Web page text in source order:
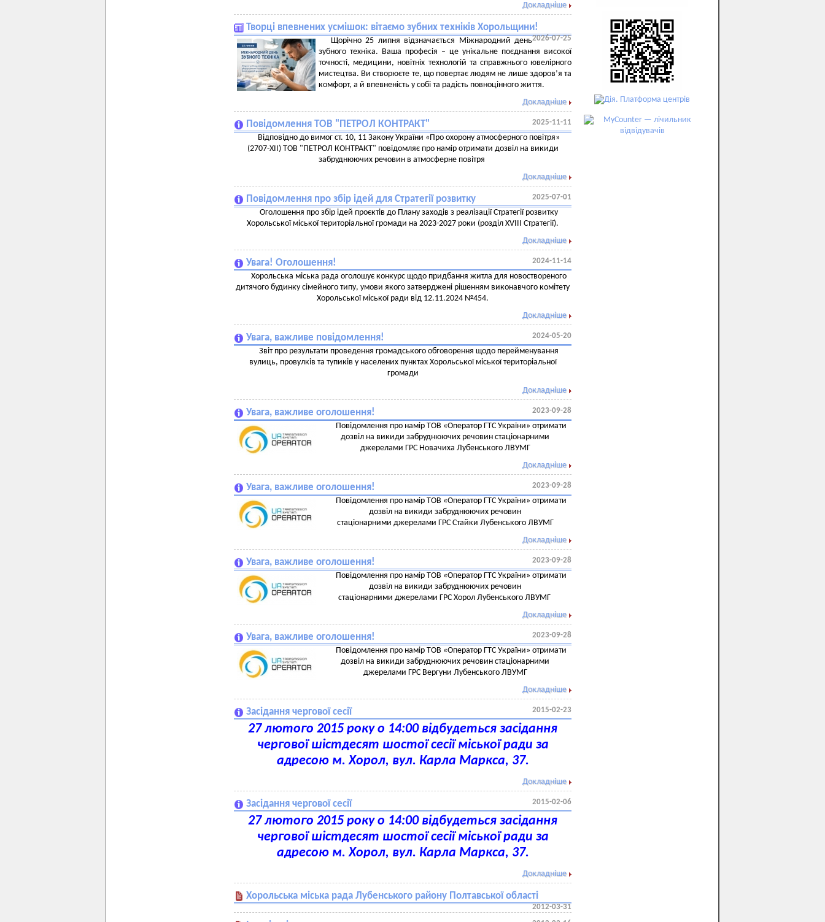
Докладніше
Творці впевнених усмішок: вітаємо зубних техніків Хорольщини!
2026-07-25
Щорічно 25 липня відзначається Міжнародний день
зубного техніка. Ваша професія – це унікальне поєднання високої
точності, медицини, новітніх технологій та справжнього ювелірного
мистецтва. Ви створюєте те, що повертає людям не лише здоров’я та
комфорт, а й впевненість у собі та радість повноцінного життя.
Докладніше
Повідомлення ТОВ "ПЕТРОЛ КОНТРАКТ" 2025-11-11
Відповідно до вимог ст. 10, 11 Закону України «Про охорону атмосферного повітря»
(2707-XII) ТОВ "ПЕТРОЛ КОНТРАКТ" повідомляє про намір отримати дозвіл на викиди
забруднюючих речовин в атмосферне повітря
Докладніше
Повідомлення про збір ідей для Стратегії розвитку 2025-07-01
Оголошення про збір ідей проєктів до Плану заходів з реалізації Стратегії розвитку
Хорольської міської територіальної громади на 2023-2027 роки (розділ XVIII Стратегії).
Докладніше
Увага! Оголошення! 2024-11-14
Хорольська міська рада оголошує конкурс щодо придбання житла для новоствореного
дитячого будинку сімейного типу, умови якого затверджені рішенням виконавчого комітету
Хорольської міської ради від 12.11.2024 №454.
Докладніше
Увага, важливе повідомлення! 2024-05-20
Звіт про результати проведення громадського обговорення щодо перейменування
вулиць, провулків та тупиків у населених пунктах Хорольської міської територіальної
громади
Докладніше
Увага, важливе оголошення! 2023-09-28
Повідомлення про намір ТОВ «Оператор ГТС України» отримати
дозвіл на викиди забруднюючих речовин стаціонарними
джерелами ГРС Новачиха Лубенського ЛВУМГ
Докладніше
Увага, важливе оголошення! 2023-09-28
Повідомлення про намір ТОВ «Оператор ГТС України» отримати
дозвіл на викиди забруднюючих речовин
стаціонарними джерелами ГРС Стайки Лубенського ЛВУМГ
Докладніше
Увага, важливе оголошення! 2023-09-28
Повідомлення про намір ТОВ «Оператор ГТС України» отримати
дозвіл на викиди забруднюючих речовин
стаціонарними джерелами ГРС Хорол Лубенського ЛВУМГ
Докладніше
Увага, важливе оголошення! 2023-09-28
Повідомлення про намір ТОВ «Оператор ГТС України» отримати
дозвіл на викиди забруднюючих речовин стаціонарними
джерелами ГРС Вергуни Лубенського ЛВУМГ
Докладніше
Засідання чергової сесії 2015-02-23
27 лютого 2015 року о 14:00 відбудеться засідання
чергової шістдесят шостої сесіїміської ради за
адресою м. Хорол, вул. Карла Маркса, 37.
Докладніше
Засідання чергової сесії 2015-02-06
27 лютого 2015 року о 14:00 відбудеться засідання
чергової шістдесят шостої сесіїміської ради за
адресою м. Хорол, вул. Карла Маркса, 37.
Докладніше
Хорольська міська рада Лубенського району Полтавської області
2012-03-31